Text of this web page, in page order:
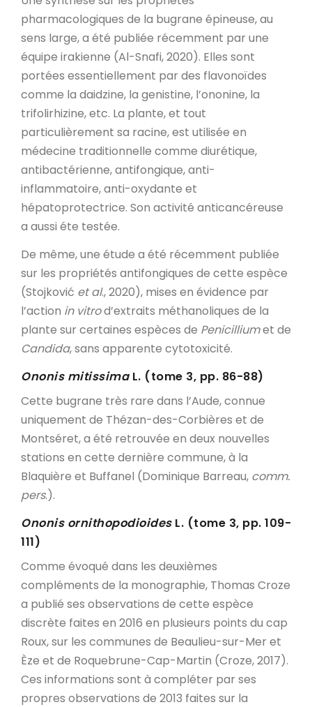
pharmacologiques de la bugrane épineuse, au
sens large, a été publiée récemment par une
équipe irakienne (Al-Snafi, 2020). Elles sont
portées essentiellement par des flavonoïdes
comme la daidzine, la genistine, l’ononine, la
trifolirhizine, etc. La plante, et tout
particulièrement sa racine, est utilisée en
médecine traditionnelle comme diurétique,
antibactérienne, antifongique, anti-
inflammatoire, anti-oxydante et
hépatoprotectrice. Son activité anticancéreuse
a aussi éte testée.
De même, une étude a été récemment publiée
sur les propriétés antifongiques de cette espèce
(Stojković et al., 2020), mises en évidence par
l’action in vitrod’extraits méthanoliques de la
plante sur certaines espèces de Penicilliumet de
Candida, sans apparente cytotoxicité.
Ononis mitissimaL. (tome 3, pp. 86-88)
Cette bugrane très rare dans l’Aude, connue
uniquement de Thézan-des-Corbières et de
Montséret, a été retrouvée en deux nouvelles
stations en cette dernière commune, à la
Blaquière et Buffanel (Dominique Barreau, comm.
pers.).
Ononis ornithopodioidesL. (tome 3, pp. 109-
111)
Comme évoqué dans les deuxièmes
compléments de la monographie, Thomas Croze
a publié ses observations de cette espèce
discrète faites en 2016 en plusieurs points du cap
Roux, sur les communes de Beaulieu-sur-Mer et
Èze et de Roquebrune-Cap-Martin (Croze, 2017).
Ces informations sont à compléter par ses
propres observations de 2013 faites sur la